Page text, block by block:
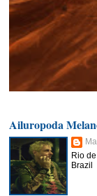
Ailuropoda
Rio
Brazil